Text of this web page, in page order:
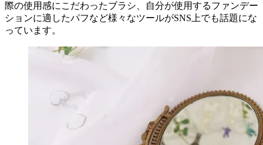
際の使用感にこだわったブラシ、自分が使用するファンデー
ションに適したパフなど様々なツールがSNS上でも話題にな
っています。